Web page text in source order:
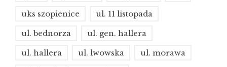
uks szopienice ul. 11 listopada
ul. bednorza ul. gen. hallera
ul. hallera ul. lwowska ul. morawa